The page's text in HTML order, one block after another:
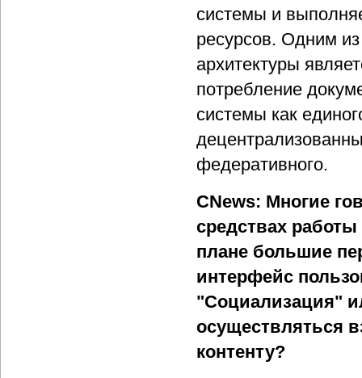
системы и
ресурсов. Одним
архитектуры
потребление
системы как
федеративного.
CNews: Многие
средствах
плане большие
интерфейс
"Социализация"
осуществляться
контенту?